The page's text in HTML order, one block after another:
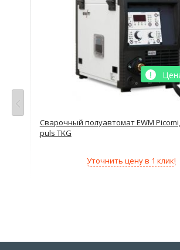
Сварочный полуавтомат EWM
puls TKG
Уточнить цену в 1 клик!